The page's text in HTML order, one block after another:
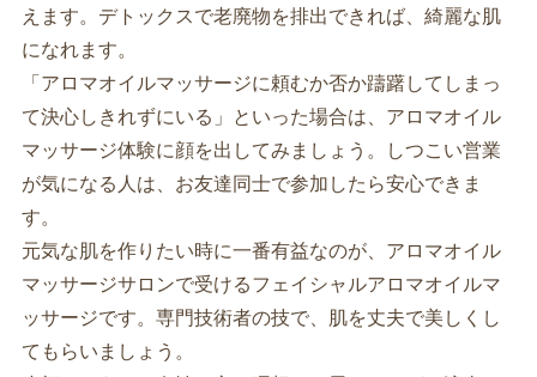
えます。デトックスで老廃物を排出できれば、綺麗な肌
になれます。
「アロマオイルマッサージに頼むか否か躊躇してしまっ
て決心しきれずにいる」といった場合は、アロマオイル
マッサージ体験に顔を出してみましょう。しつこい営業
が気になる人は、お友達同士で参加したら安心できま
す。
元気な肌を作りたい時に一番有益なのが、アロマオイル
マッサージサロンで受けるフェイシャルアロマオイルマ
ッサージです。専門技術者の技で、肌を丈夫で美しくし
てもらいましょう。